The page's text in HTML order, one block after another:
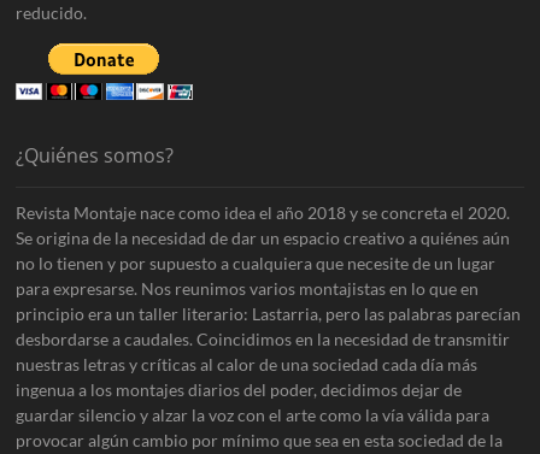
reducido.
¿Quiénes somos?
Revista Montaje nace como idea el año 2018 y se concreta el 2020.
Se origina de la necesidad de dar un espacio creativo a quiénes aún
no lo tienen y por supuesto a cualquiera que necesite de un lugar
para expresarse. Nos reunimos varios montajistas en lo que en
principio era un taller literario: Lastarria, pero las palabras parecían
desbordarse a caudales. Coincidimos en la necesidad de transmitir
nuestras letras y críticas al calor de una sociedad cada día más
ingenua a los montajes diarios del poder, decidimos dejar de
guardar silencio y alzar la voz con el arte como la vía válida para
provocar algún cambio por mínimo que sea en esta sociedad de la